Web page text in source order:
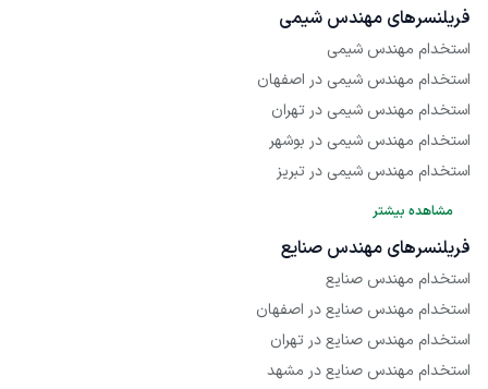
استخدام مهندس برق در تبریز
استخدام مهندس برق در بوشهر
فریلنسر‌های مهندس شیمی
استخدام مهندس شیمی
استخدام مهندس شیمی در اصفهان
استخدام مهندس شیمی در تهران
استخدام مهندس شیمی در بوشهر
استخدام مهندس شیمی در تبریز
استخدام مهندس شیمی در کرج
مشاهده بیشتر
فریلنسر‌های مهندس صنایع
استخدام مهندس صنایع
استخدام مهندس صنایع در اصفهان
استخدام مهندس صنایع در تهران
استخدام مهندس صنایع در مشهد